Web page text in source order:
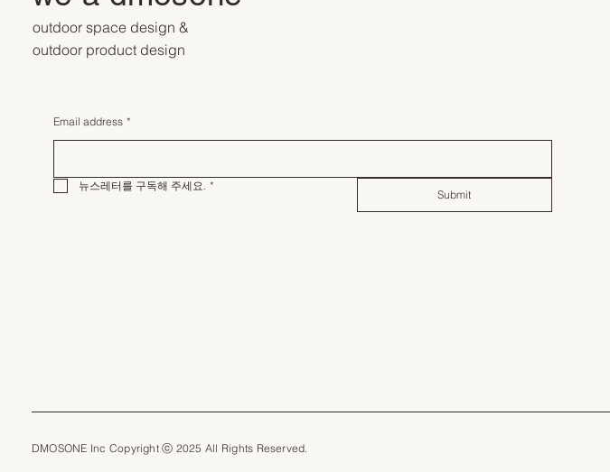
outdoor space design &
outdoor product design
Email address *
뉴스레터를 구독해 주세요. *
Submit
DMOSONE Inc Copyright ⓒ 2025 All Rights Reserved.​